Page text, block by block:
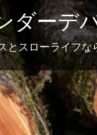
ダーデ
とスローライフ